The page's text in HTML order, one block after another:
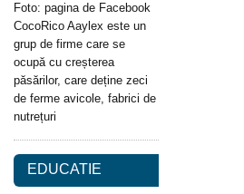
Foto: pagina de Facebook
CocoRico Aaylex este un
grup de firme care se
ocupă cu creșterea
păsărilor, care deține zeci
de ferme avicole, fabrici de
nutrețuri
EDUCATIE